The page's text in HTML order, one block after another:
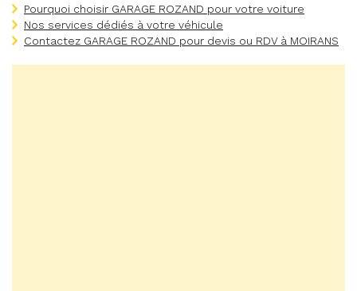
Pourquoi choisir GARAGE ROZAND pour votre voiture
Nos services dédiés à votre véhicule
Contactez GARAGE ROZAND pour devis ou RDV à MOIRANS